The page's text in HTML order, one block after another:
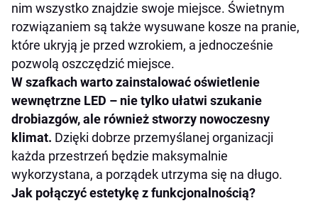
nim wszystko znajdzie swoje miejsce. Świetnym
rozwiązaniem są także wysuwane kosze na pranie,
które ukryją je przed wzrokiem, a jednocześnie
pozwolą oszczędzić miejsce.
W szafkach warto zainstalować oświetlenie
wewnętrzne LED – nie tylko ułatwi szukanie
drobiazgów, ale również stworzy nowoczesny
klimat. Dzięki dobrze przemyślanej organizacji
każda przestrzeń będzie maksymalnie
wykorzystana, a porządek utrzyma się na długo.
Jak połączyć estetykę z funkcjonalnością?